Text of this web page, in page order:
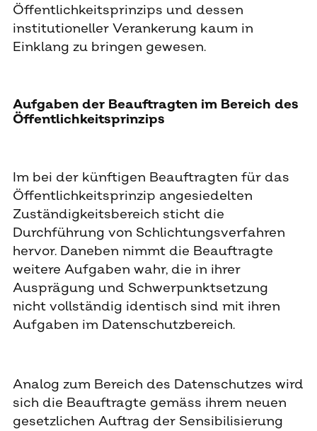
Öffentlichkeitsprinzips und dessen
institutioneller Verankerung kaum in
Einklang zu bringen gewesen.
Aufgaben der Beauftragten im Bereich des
Öffentlichkeitsprinzips
Im bei der künftigen Beauftragten für das
Öffentlichkeitsprinzip angesiedelten
Zuständigkeitsbereich sticht die
Durchführung von Schlichtungsverfahren
hervor. Daneben nimmt die Beauftragte
weitere Aufgaben wahr, die in ihrer
Ausprägung und Schwerpunktsetzung
nicht vollständig identisch sind mit ihren
Aufgaben im Datenschutzbereich.
Analog zum Bereich des Datenschutzes wird
sich die Beauftragte gemäss ihrem neuen
gesetzlichen Auftrag der Sensibilisierung